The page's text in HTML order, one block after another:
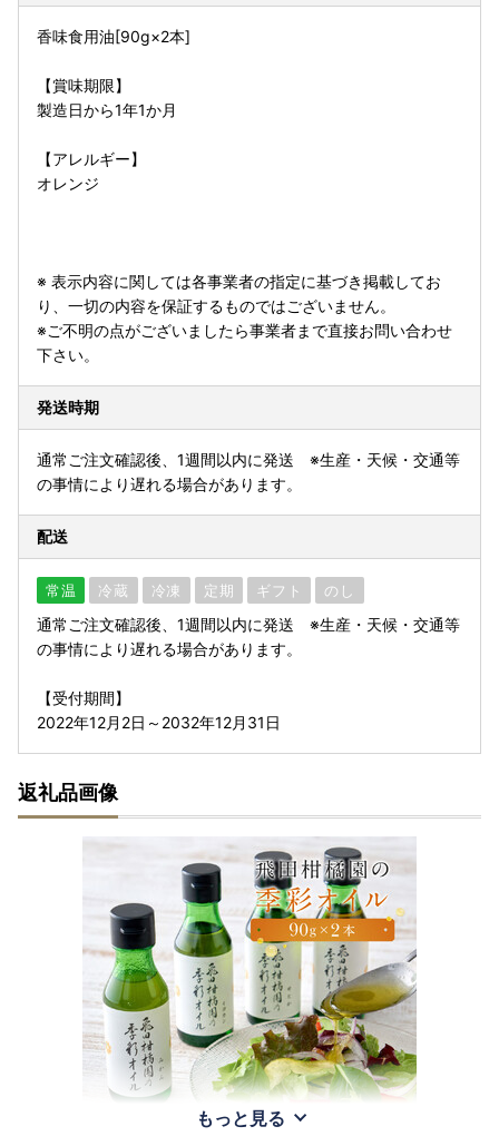
香味食用油[90g×2本]
【賞味期限】
製造日から1年1か月
【アレルギー】
オレンジ
※ 表示内容に関しては各事業者の指定に基づき掲載してお
り、一切の内容を保証するものではございません。
※ご不明の点がございましたら事業者まで直接お問い合わせ
下さい。
発送時期
通常ご注文確認後、1週間以内に発送 ※生産・天候・交通等
の事情により遅れる場合があります。
配送
常温 冷蔵 冷凍 定期 ギフト のし
通常ご注文確認後、1週間以内に発送 ※生産・天候・交通等
の事情により遅れる場合があります。
【受付期間】
2022年12月2日～2032年12月31日
返礼品画像
もっと見る